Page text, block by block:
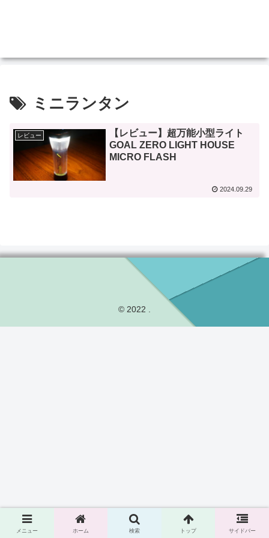
ミニランタン
レビュー
【レビュー】超万能小型ライト
GOAL ZERO LIGHT HOUSE
MICRO FLASH
2024.09.29
© 2022 .
メニュー ホーム 検索 トップ サイドバー